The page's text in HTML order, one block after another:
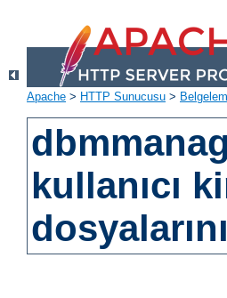
Apache > HTTP Sunucusu >
kullanıcı